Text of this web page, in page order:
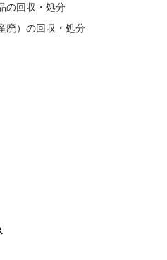
の回収・処分
廃）の回収・処分